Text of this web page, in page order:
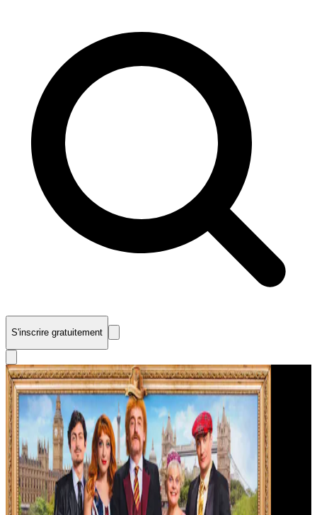
S'inscrire gratuitement